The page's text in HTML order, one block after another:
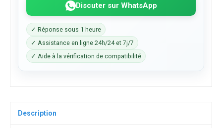
Discuter sur WhatsApp
✓ Réponse sous 1 heure
✓ Assistance en ligne 24h/24 et 7j/7
✓ Aide à la vérification de compatibilité
Description